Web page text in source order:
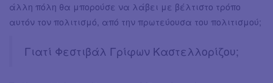
άλλη πόλη θα μπορούσε να λάβει με βέλτιστο τρόπο
αυτόν τον πολιτισμό, από την πρωτεύουσα του πολιτισμού;
Γιατί Φεστιβάλ Γρίφων Καστελλορίζου;